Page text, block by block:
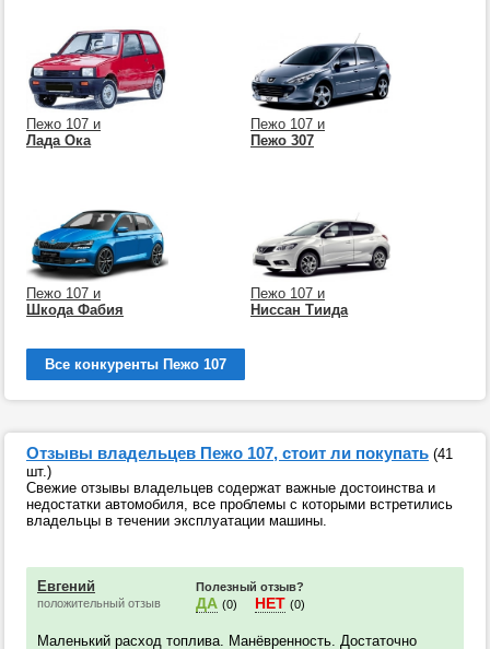
Пежо 107 и
Лада Ока
Пежо 107 и
Пежо 307
Пежо 107 и
Шкода Фабия
Пежо 107 и
Ниссан Тиида
Все конкуренты Пежо 107
Отзывы владельцев Пежо 107, стоит ли покупать (41
шт.)
Свежие отзывы владельцев содержат важные достоинства и
недостатки автомобиля, все проблемы с которыми встретились
владельцы в течении эксплуатации машины.
Евгений
положительный отзыв
Полезный отзыв?
ДА (0) НЕТ (0)
Маленький расход топлива. Манёвренность. Достаточно